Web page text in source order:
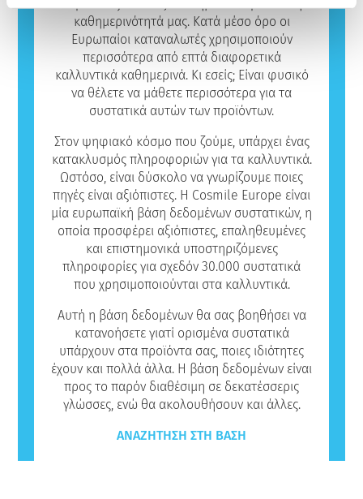
Αυτό σημαίνει ότι το προϊόν είναι ασφαλές
για χρήση από άλλα άτομα.
καθημερινότητά μας. Κατά μέσο όρο οι
Ευρωπαίοι καταναλωτές χρησιμοποιούν
περισσότερα από επτά διαφορετικά
καλλυντικά καθημερινά. Κι εσείς; Είναι φυσικό
να θέλετε να μάθετε περισσότερα για τα
συστατικά αυτών των προϊόντων.
Στον ψηφιακό κόσμο που ζούμε, υπάρχει ένας
κατακλυσμός πληροφοριών για τα καλλυντικά.
Ωστόσο, είναι δύσκολο να γνωρίζουμε ποιες
πηγές είναι αξιόπιστες. Η Cosmile Europe είναι
μία ευρωπαϊκή βάση δεδομένων συστατικών, η
οποία προσφέρει αξιόπιστες, επαληθευμένες
και επιστημονικά υποστηριζόμενες
πληροφορίες για σχεδόν 30.000 συστατικά
που χρησιμοποιούνται στα καλλυντικά.
Αυτή η βάση δεδομένων θα σας βοηθήσει να
κατανοήσετε γιατί ορισμένα συστατικά
υπάρχουν στα προϊόντα σας, ποιες ιδιότητες
έχουν και πολλά άλλα. Η βάση δεδομένων είναι
προς το παρόν διαθέσιμη σε δεκατέσσερις
γλώσσες, ενώ θα ακολουθήσουν και άλλες.
ΑΝΑΖΉΤΗΣΗ ΣΤΗ ΒΆΣΗ